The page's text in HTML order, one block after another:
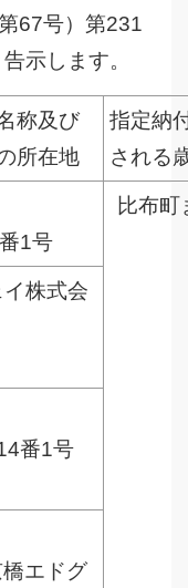
67号）第231
示します。
称及び
所在地
指定納
される
1号
比布町
株式会
番1号
エドグ